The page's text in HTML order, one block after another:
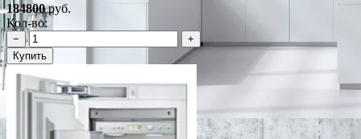
184800руб.
Кол-во:
−
+
Купить